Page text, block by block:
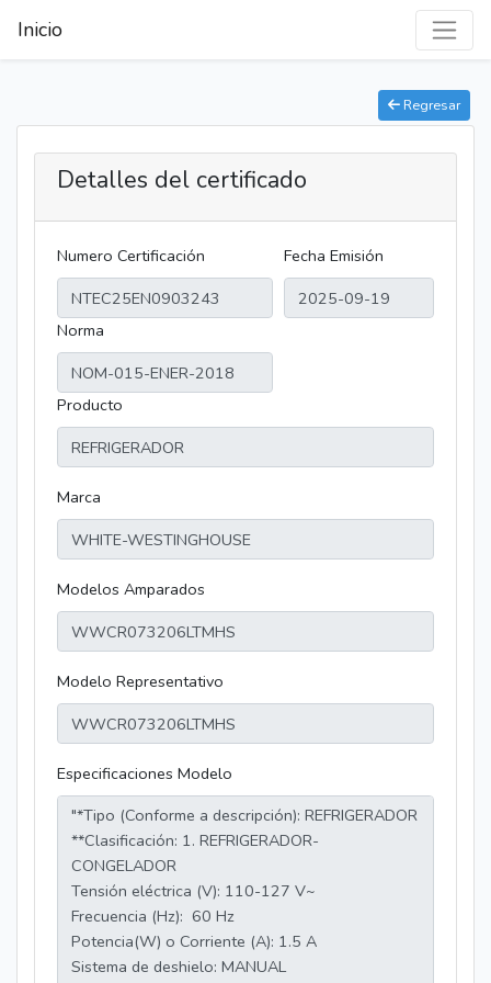
Inicio
Regresar
Detalles del certificado
Numero Certificación Fecha Emisión
Norma
Producto
Marca
Modelos Amparados
Modelo Representativo
Especificaciones Modelo